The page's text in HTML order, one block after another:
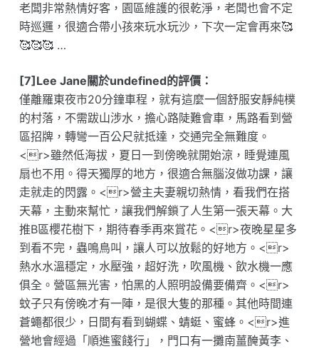
老闆非常熱情好客，園區維護的很乾淨，老闆也會不定
時巡邏，很適合帶小孩來玩水玩沙，下次一定會再來🥰
🥰🥰🥰 …
[7]Lee Jane關於undefined的評價：
僅離羅東夜市20分鐘車程，就有這麼一個舒服安靜純樸
的村落，不需跋山涉水，擔心路陡難會車，馬路看到營
區招牌，轉彎一百公尺就抵達，交通完全無難度。
<r>雖然低海拔，夏日一到傍晚就開始涼，睡覺連風
扇也不用。得天獨厚的地方，很適合無腦沒做功課，讓
走就走的閃露。<r>營主夫妻親切熱情，看我們在搭
天幕，主動來幫忙，讓我們解鎖了人生第一張天幕。大
推B區櫻花樹下，期待春季再來賞花。<r>夜晚星星多
到看不完，蟲鳴鳥叫，讓人可以放鬆的好地方。<r>
熱水水溫穩定，水壓強，超好洗，吹風機、飲水機一應
俱全。營區無光害，怕黑的人照明設備要備齊。<r>
蚊子只有傍晚才有一陣，是很大隻的那種。其他時間連
蒼蠅都很少，日間有看到蝴蝶、蜻蜓、蜜蜂。<r>進
營地會經過「順進蜜餞行」，門口有一攤南薑醃黃李、